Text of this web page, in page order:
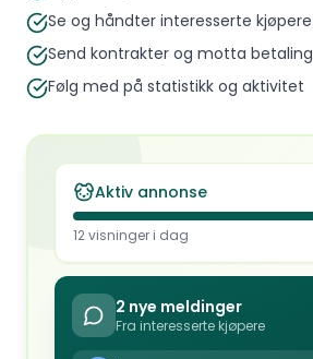
Se og håndter interesserte kjøpere
Send kontrakter og motta betaling
Følg med på statistikk og aktivitet
Aktiv annonse
12 visninger i dag
2 nye meldinger
Fra interesserte kjøpere